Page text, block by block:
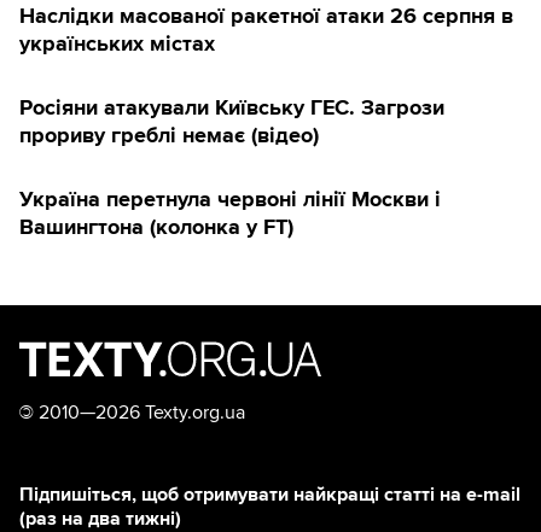
Наслідки масованої ракетної атаки 26 серпня в
українських містах
Росіяни атакували Київську ГЕС. Загрози
прориву греблі немає (відео)
Україна перетнула червоні лінії Москви і
Вашингтона (колонка у FT)
© 2010—2026 Texty.org.ua
Підпишіться, щоб отримувати найкращі статті на e-mail
(раз на два тижні)